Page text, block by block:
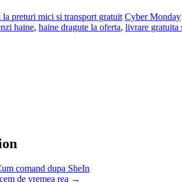
la preturi mici si transport gratuit Cyber Monday
haine, haine dragute la oferta, livrare gratuita
comand dupa SheIn
de vremea rea →